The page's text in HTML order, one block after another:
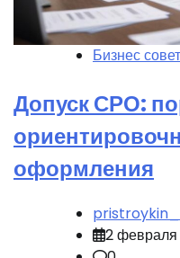
Бизнес
Допуск СРО:
оформления
pristroykin_
2